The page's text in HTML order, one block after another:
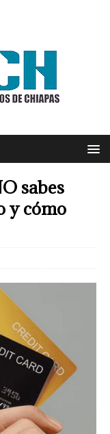
sabes
y cómo